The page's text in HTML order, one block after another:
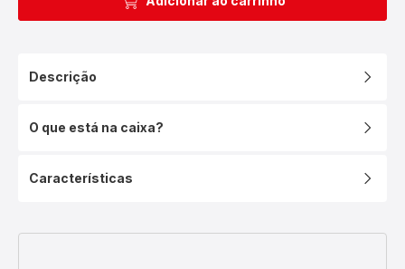
Descrição
O que está na caixa?
Características